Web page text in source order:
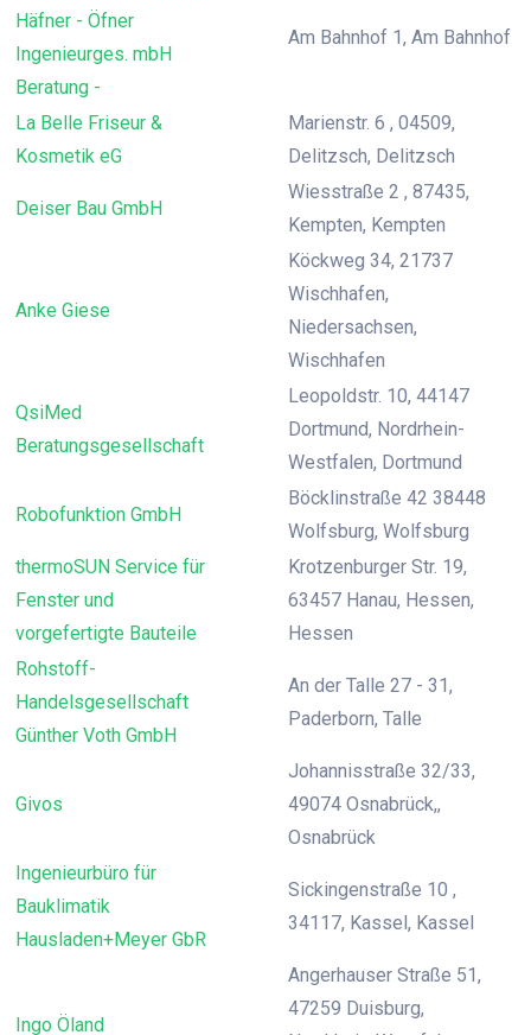
Häfner - Öfner
Ingenieurges. mbH
Beratung -
Am Bahnhof 1, Am Bahnhof
La Belle Friseur &
Kosmetik eG
Marienstr. 6 , 04509,
Delitzsch, Delitzsch
Deiser Bau GmbH
Wiesstraße 2 , 87435,
Kempten, Kempten
Anke Giese
Köckweg 34, 21737
Wischhafen,
Niedersachsen,
Wischhafen
QsiMed
Beratungsgesellschaft
Leopoldstr. 10, 44147
Dortmund, Nordrhein-
Westfalen, Dortmund
Robofunktion GmbH
Böcklinstraße 42 38448
Wolfsburg, Wolfsburg
thermoSUN Service für
Fenster und
vorgefertigte Bauteile
Krotzenburger Str. 19,
63457 Hanau, Hessen,
Hessen
Rohstoff-
Handelsgesellschaft
Günther Voth GmbH
An der Talle 27 - 31,
Paderborn, Talle
Givos
Johannisstraße 32/33,
49074 Osnabrück,,
Osnabrück
Ingenieurbüro für
Bauklimatik
Hausladen+Meyer GbR
Sickingenstraße 10 ,
34117, Kassel, Kassel
Ingo Öland
Angerhauser Straße 51,
47259 Duisburg,